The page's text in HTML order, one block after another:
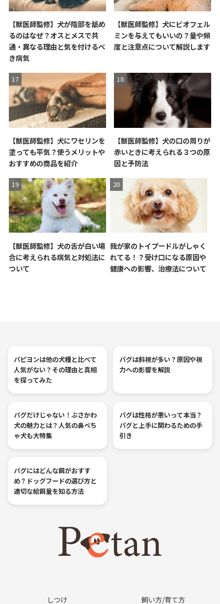
【獣医師監修】犬が陰部を舐め
るのはなぜ？オスとメスで共
通・異なる理由と気を付けるべ
き病気
【獣医師監修】犬にビオフェル
ミンを与えてもいいの？量や頻
度と注意点について解説します
【獣医師監修】犬にワセリンを
塗っても平気？使うメリットや
おすすめの商品を紹介
【獣医師監修】犬の口の周りが
赤いときに考えられる３つの原
因と予防法
【獣医師監修】犬の舌が白い場
合に考えられる病気と対処法に
ついて
我が家のトイプードルがしゃく
れてる！？受け口になる原因や
健康への影響、治療法について
パピヨンは他の犬種と比べて
人気がない？その理由と真相
を探ってみた
パグは斜視が多い？原因や視
力への影響を解説
パグだけじゃない！ぶさかわ
犬の魅力とは？人気の鼻ぺち
ゃ犬も大特集
パグは性格が悪いって本当？
パグと上手に関わるための手
引き
パグにはどんな餌がおすす
め？ドッグフードの選び方と
適切な給餌量を知る方法
しつけ 飼い方/育て方